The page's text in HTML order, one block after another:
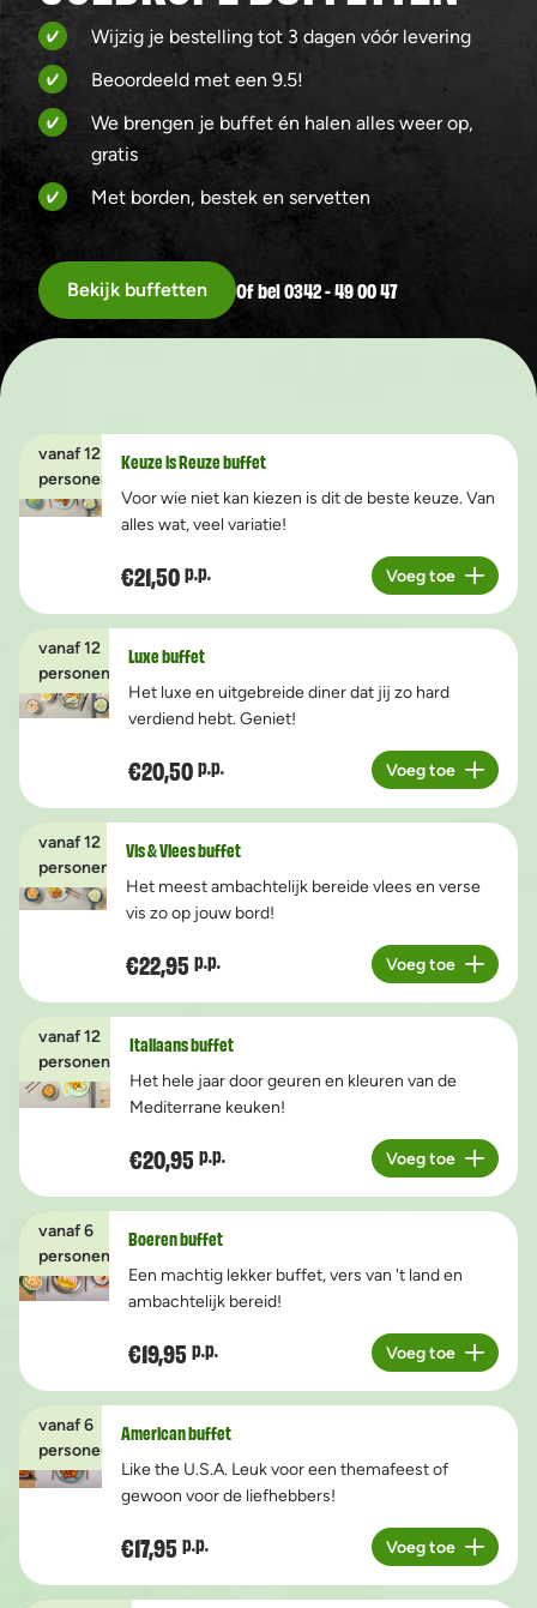
Wijzig je bestelling tot 3 dagen vóór levering
Beoordeeld met een 9.5!
We brengen je buffet én halen alles weer op,
gratis
Met borden, bestek en servetten
Bekijk buffetten Of bel 0342 - 49 00 47
vanaf 12
personen
Keuze is Reuze buffet
Voor wie niet kan kiezen is dit de beste keuze. Van
alles wat, veel variatie!
€21,50 p.p.
Aantal
Voeg toe
vanaf 12
personen
Luxe buffet
Het luxe en uitgebreide diner dat jij zo hard
verdiend hebt. Geniet!
€20,50 p.p.
Aantal
Voeg toe
vanaf 12
personen
Vis & Vlees buffet
Het meest ambachtelijk bereide vlees en verse
vis zo op jouw bord!
€22,95 p.p.
Aantal
Voeg toe
vanaf 12
personen
Italiaans buffet
Het hele jaar door geuren en kleuren van de
Mediterrane keuken!
€20,95 p.p.
Aantal
Voeg toe
vanaf 6
personen
Boeren buffet
Een machtig lekker buffet, vers van 't land en
ambachtelijk bereid!
€19,95 p.p.
Aantal
Voeg toe
vanaf 6
personen
American buffet
Like the U.S.A. Leuk voor een themafeest of
gewoon voor de liefhebbers!
€17,95 p.p.
Aantal
Voeg toe